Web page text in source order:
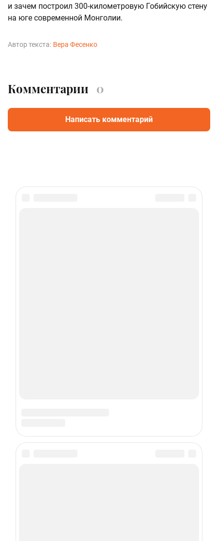
и зачем построил 300-километровую Гобийскую стену
на юге современной Монголии.
Автор текста: Вера Фесенко
Комментарии 0
Написать комментарий